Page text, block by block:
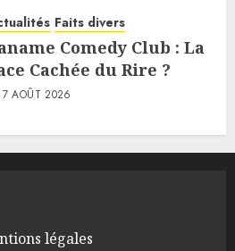
Faits divers
Comedy Club : La
Cachée du Rire ?
7 AOÛT 2026
légales